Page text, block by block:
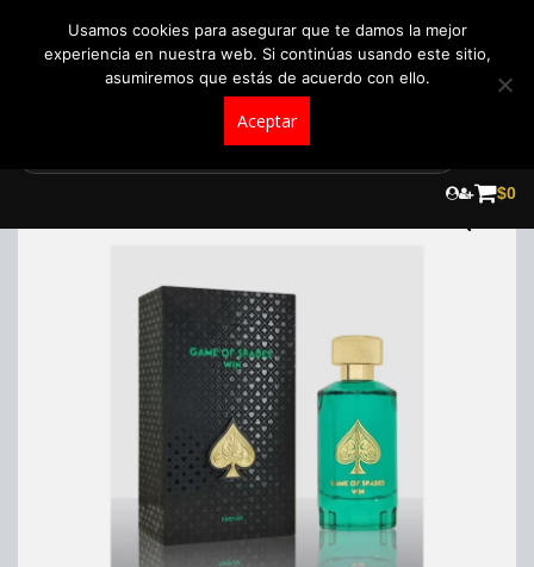
$0
Usamos cookies para asegurar que te damos la mejor
experiencia en nuestra web. Si continúas usando este sitio,
asumiremos que estás de acuerdo con ello.
Aceptar